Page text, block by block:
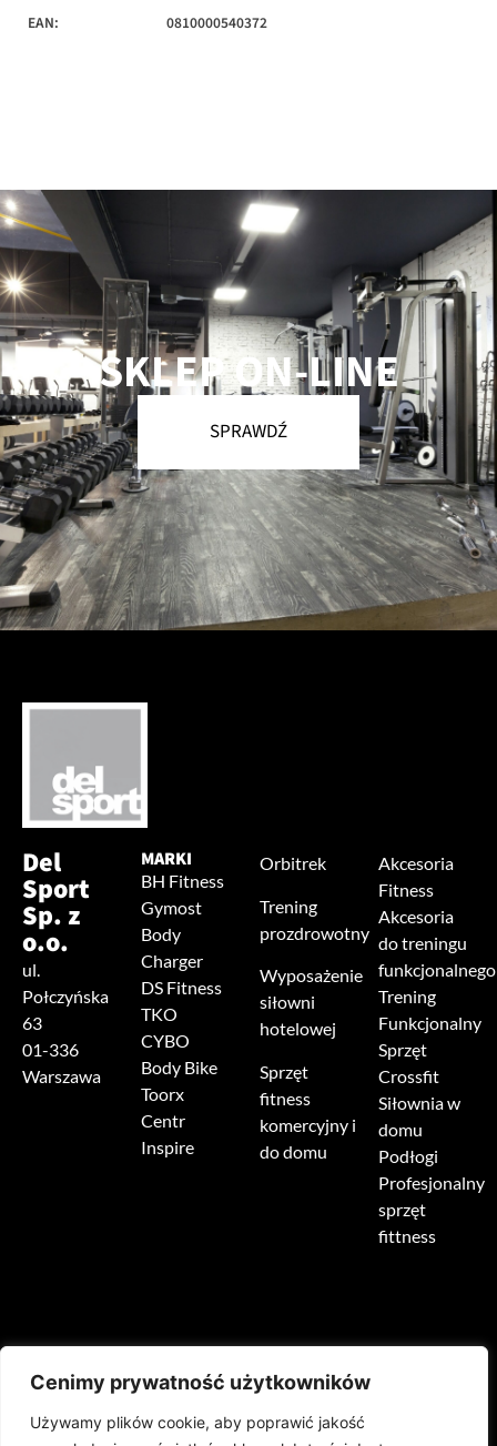
Cenimy prywatność użytkowników
Używamy plików cookie, aby poprawić jakość
EAN: 0810000540372
SKLEP ON-LINE
SPRAWDŹ
Del
Sport
Sp. z
o.o.
ul.
Połczyńska
63
01-336
Warszawa
MARKI
BH Fitness
Gymost
Body
Charger
DS Fitness
TKO
CYBO
Body Bike
Toorx
Centr
Inspire
Orbitrek
Trening
prozdrowotny
Wyposażenie
siłowni
hotelowej
Sprzęt
fitness
komercyjny i
do domu
Akcesoria
Fitness
Akcesoria
do treningu
funkcjonalnego
Trening
Funkcjonalny
Sprzęt
Crossfit
Siłownia w
domu
Podłogi
Profesjonalny
sprzęt
fittness
HOME O NAS PRODUKTY REALIZACJE